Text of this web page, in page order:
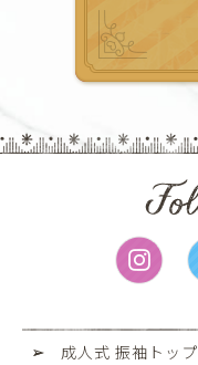
成人式 振袖トップ